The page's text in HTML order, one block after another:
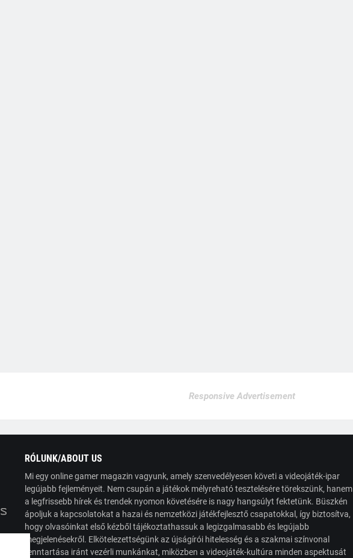
Responsive Advertisement
RÓLUNK/ABOUT US
Mi egy online gamer magazin vagyunk, amely szenvedélyesen követi a videojáték-ipar
legújabb fejleményeit. Nem csupán a játékok mélyreható tesztelésére törekszünk, hanem
a legfrissebb hírek és trendek nyomon követésére is nagy hangsúlyt fektetünk. Büszkén
ápoljuk a kapcsolatokat a hazai és nemzetközi játékfejlesztő csapatokkal, így biztosítva,
hogy olvasóinkat első kézből tájékoztathassuk a legizgalmasabb és legújabb
megjelenésekről. Elkötelezettségünk az újságírói hitelesség és a szakmai színvonal
fenntartása iránt vezérli munkánkat, miközben a videojáték-kultúra minden aspektusát